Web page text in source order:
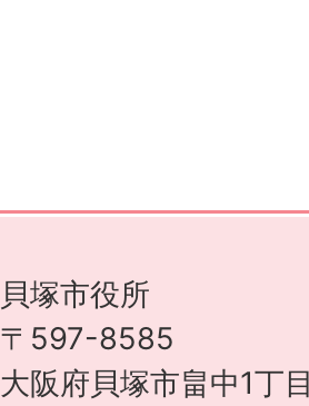
貝塚市役所
〒597-8585
大阪府貝塚市畠中1丁